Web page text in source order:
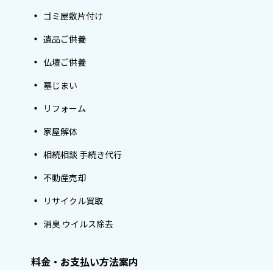
ゴミ屋敷片付け
遺品ご供養
仏壇ご供養
墓じまい
リフォーム
家屋解体
相続相談 手続き代行
不動産売却
リサイクル買取
消臭 ウイルス除去
料金・お支払い方法案内